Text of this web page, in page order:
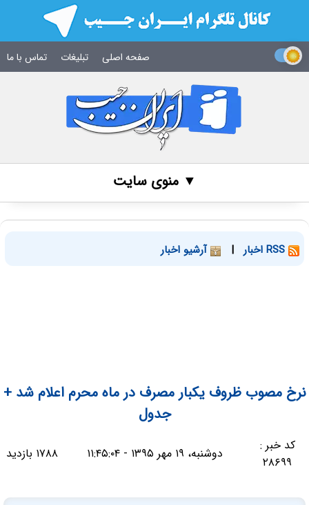
صفحه اصلی تبلیغات تماس با ما
▼ منوی سایت
| آرشیو اخبار
نرخ مصوب ظروف یکبار مصرف در ماه محرم اعلام شد +
جدول
کد خبر :
۲۸۶۹۹
دوشنبه، ۱۹ مهر ۱۳۹۵ - ۱۱:۴۵:۰۴ ۱۷۸۸ بازدید